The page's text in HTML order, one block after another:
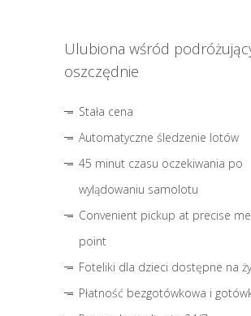
Ulubiona wśród
oszczędnie
Stała cena
Automatyczne śledzenie lotów
45 minut czasu oczekiwania po
wylądowaniu samolotu
Convenient pickup at precise
point
Foteliki dla dzieci dostępne na
Płatność bezgotówkowa i